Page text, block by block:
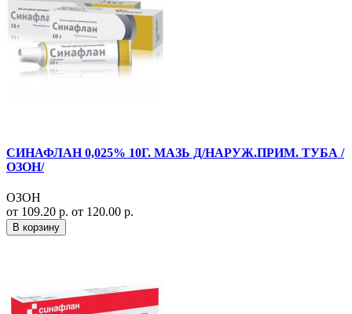
СИНАФЛАН 0,025% 10Г. МАЗЬ Д/НАРУЖ.ПРИМ. ТУБА /
ОЗОН/
ОЗОН
от 109.20 р. от 120.00 р.
В корзину